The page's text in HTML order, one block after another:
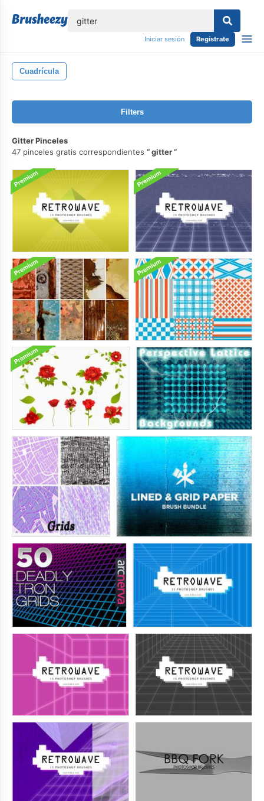
Iniciar sesión Regístrate
Cuadrícula
Filters
Gitter Pinceles
47 pinceles gratis correspondientes
gitter